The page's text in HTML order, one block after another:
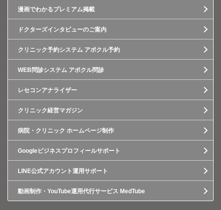
漫画でわかるプレミアム掲載
ドクターズインタビューのご案内
クリニック予約システム アポクル予約
WEB問診システム アポクル問診
レセコンアナライザー
クリニック経営マガジン
病院・クリニック ホームページ制作
Googleビジネスプロフィールサポート
LINE公式アカウント運用サポート
動画制作・YouTube運用代行サービス MedTube